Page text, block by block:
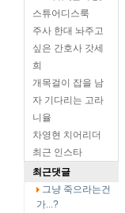
스튜어디스룩
주사 한대 놔주고
싶은 간호사 갓세
희
개목걸이 잡을 남
자 기다리는 고라
니율
차영현 치어리더
최근 인스타
최근댓글
그냥 죽으라는건
가...?